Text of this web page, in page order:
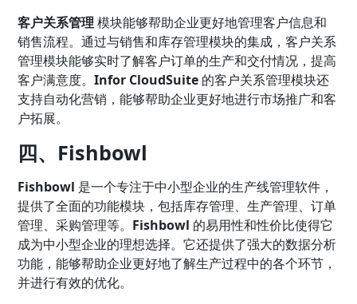
客户关系管理 模块能够帮助企业更好地管理客户信息和
销售流程。通过与销售和库存管理模块的集成，客户关系
管理模块能够实时了解客户订单的生产和交付情况，提高
客户满意度。Infor CloudSuite 的客户关系管理模块还
支持自动化营销，能够帮助企业更好地进行市场推广和客
户拓展。
四、Fishbowl
Fishbowl 是一个专注于中小型企业的生产线管理软件，
提供了全面的功能模块，包括库存管理、生产管理、订单
管理、采购管理等。 Fishbowl 的易用性和性价比使得它
成为中小型企业的理想选择。它还提供了强大的数据分析
功能，能够帮助企业更好地了解生产过程中的各个环节，
并进行有效的优化。